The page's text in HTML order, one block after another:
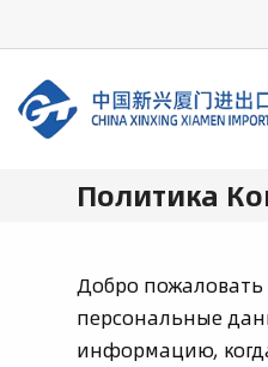
Политика
Добро
персональные
информацию,